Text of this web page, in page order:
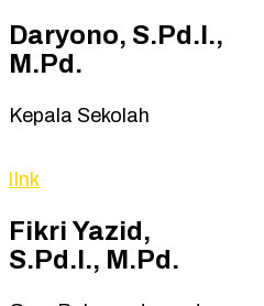
Daryono, S.Pd.I.,
M.Pd.
Kepala Sekolah
lInk
Fikri Yazid,
S.Pd.I., M.Pd.